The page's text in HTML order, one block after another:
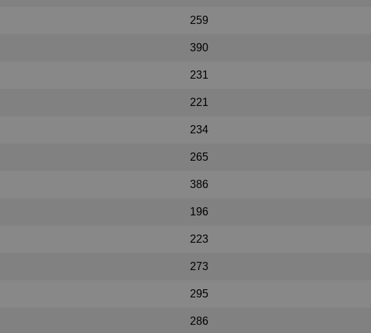
259
390
231
221
234
265
386
196
223
273
295
286